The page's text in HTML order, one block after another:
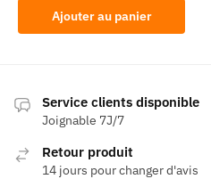
Ajouter au panier
Service clients disponible
Joignable 7J/7
Retour produit
14 jours pour changer d'avis